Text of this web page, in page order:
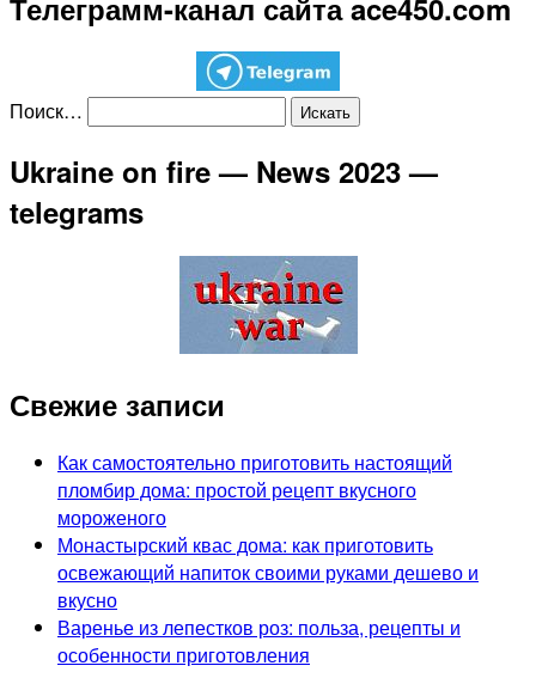
Поиск…
Ukraine on fire — News 2023 —
telegrams
Свежие записи
Как самостоятельно приготовить настоящий
пломбир дома: простой рецепт вкусного
мороженого
Монастырский квас дома: как приготовить
освежающий напиток своими руками дешево и
вкусно
Варенье из лепестков роз: польза, рецепты и
особенности приготовления